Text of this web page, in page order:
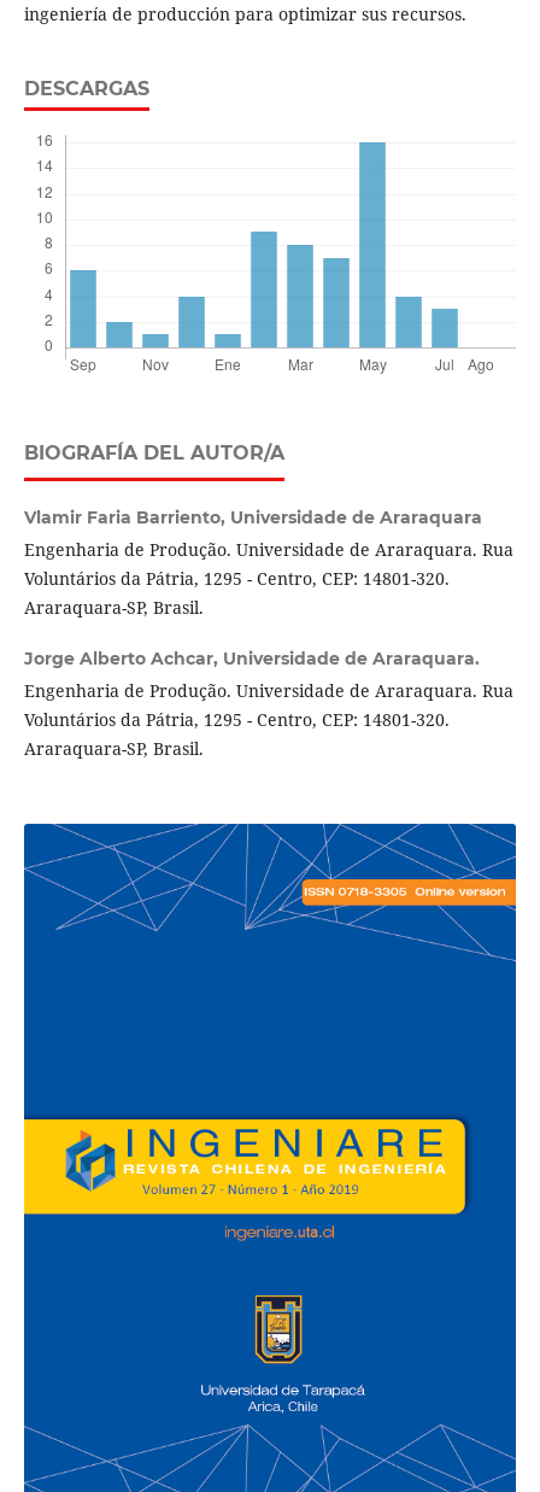
ingeniería de producción para optimizar sus recursos.
DESCARGAS
BIOGRAFÍA DEL AUTOR/A
Vlamir Faria Barriento, Universidade de Araraquara
Engenharia de Produção. Universidade de Araraquara. Rua
Voluntários da Pátria, 1295 - Centro, CEP: 14801-320.
Araraquara-SP, Brasil.
Jorge Alberto Achcar, Universidade de Araraquara.
Engenharia de Produção. Universidade de Araraquara. Rua
Voluntários da Pátria, 1295 - Centro, CEP: 14801-320.
Araraquara-SP, Brasil.